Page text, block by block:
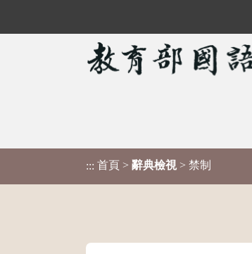
::: 首頁 > 辭典檢視 > 禁制